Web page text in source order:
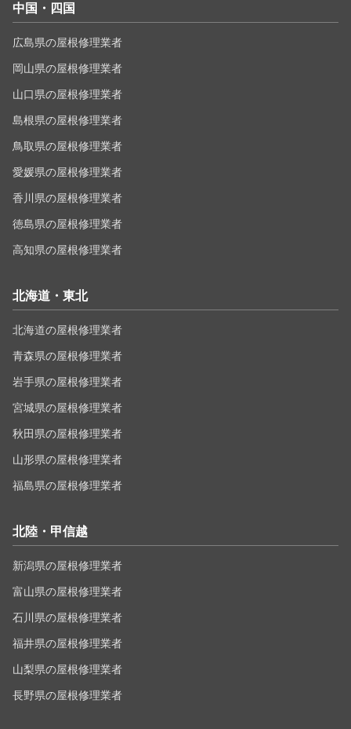
中国・四国
広島県の屋根修理業者
岡山県の屋根修理業者
山口県の屋根修理業者
島根県の屋根修理業者
鳥取県の屋根修理業者
愛媛県の屋根修理業者
香川県の屋根修理業者
徳島県の屋根修理業者
高知県の屋根修理業者
北海道・東北
北海道の屋根修理業者
青森県の屋根修理業者
岩手県の屋根修理業者
宮城県の屋根修理業者
秋田県の屋根修理業者
山形県の屋根修理業者
福島県の屋根修理業者
北陸・甲信越
新潟県の屋根修理業者
富山県の屋根修理業者
石川県の屋根修理業者
福井県の屋根修理業者
山梨県の屋根修理業者
長野県の屋根修理業者